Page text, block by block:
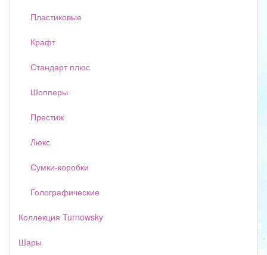
Пластиковые
Крафт
Стандарт плюс
Шопперы
Престиж
Люкс
Сумки-коробки
Голографические
Коллекция Turnowsky
Шары